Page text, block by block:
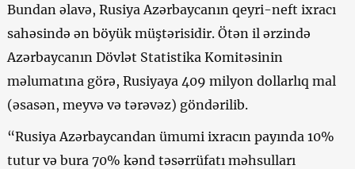
Bundan əlavə, Rusiya Azərbaycanın qeyri-neft ixracı
sahəsində ən böyük müştərisidir. Ötən il ərzində
Azərbaycanın Dövlət Statistika Komitəsinin
məlumatına görə, Rusiyaya 409 milyon dollarlıq mal
(əsasən, meyvə və tərəvəz) göndərilib.
“Rusiya Azərbaycandan ümumi ixracın payında 10%
tutur və bura 70% kənd təsərrüfatı məhsulları